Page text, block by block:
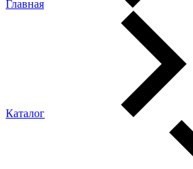
Главная
Каталог